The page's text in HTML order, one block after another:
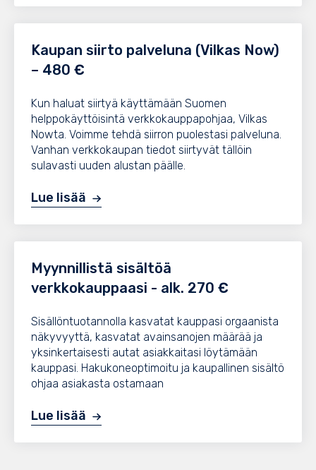
Kaupan siirto palveluna (Vilkas Now)
– 480 €
Kun haluat siirtyä käyttämään Suomen
helppokäyttöisintä verkkokauppapohjaa, Vilkas
Nowta. Voimme tehdä siirron puolestasi palveluna.
Vanhan verkkokaupan tiedot siirtyvät tällöin
sulavasti uuden alustan päälle.
Lue lisää
Myynnillistä sisältöä
verkkokauppaasi - alk. 270 €
Sisällöntuotannolla kasvatat kauppasi orgaanista
näkyvyyttä, kasvatat avainsanojen määrää ja
yksinkertaisesti autat asiakkaitasi löytämään
kauppasi. Hakukoneoptimoitu ja kaupallinen sisältö
ohjaa asiakasta ostamaan
Lue lisää